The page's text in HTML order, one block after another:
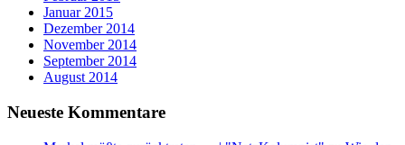
Januar 2015
Dezember 2014
November 2014
September 2014
August 2014
Neueste Kommentare